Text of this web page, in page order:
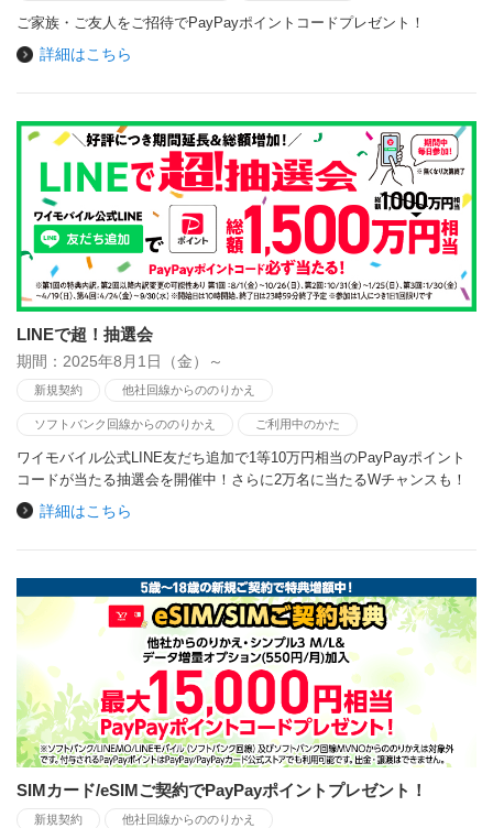
ご家族・ご友人をご招待でPayPayポイントコードプレゼント！
詳細はこちら
LINEで超！抽選会
期間：2025年8月1日（金）～
新規契約 他社回線からののりかえ
ソフトバンク回線からののりかえ ご利用中のかた
ワイモバイル公式LINE友だち追加で1等10万円相当のPayPayポイント
コードが当たる抽選会を開催中！さらに2万名に当たるWチャンスも！
詳細はこちら
SIMカード/eSIMご契約でPayPayポイントプレゼント！
新規契約 他社回線からののりかえ